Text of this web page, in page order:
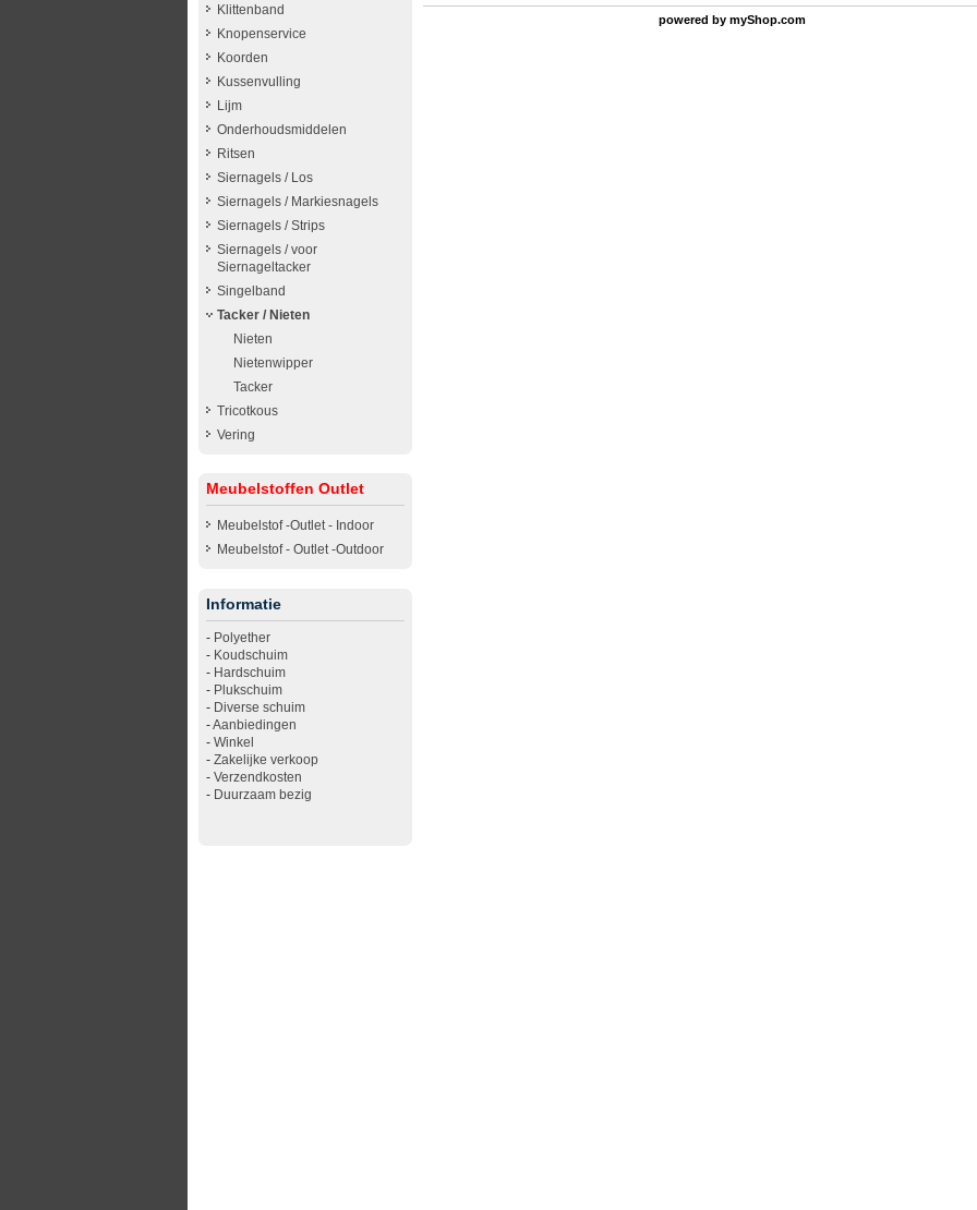
Klittenband
Knopenservice
Koorden
Kussenvulling
Lijm
Onderhoudsmiddelen
Ritsen
Siernagels / Los
Siernagels / Markiesnagels
Siernagels / Strips
Siernagels / voor
Siernageltacker
Singelband
Tacker / Nieten
Nieten
Nietenwipper
Tacker
Tricotkous
Vering
Meubelstoffen Outlet
Meubelstof -Outlet - Indoor
Meubelstof - Outlet -Outdoor
Informatie
- Polyether
- Koudschuim
- Hardschuim
- Plukschuim
- Diverse schuim
-Aanbiedingen
- Winkel
- Zakelijke verkoop
- Verzendkosten
- Duurzaam bezig
powered bymyShop.com